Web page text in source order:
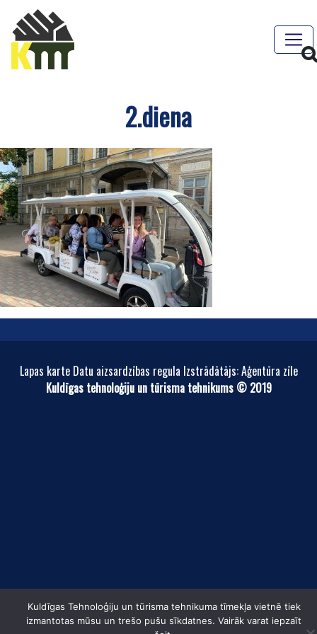
2.diena
Lapas karte Datu aizsardzības regula Izstrādātājs: Aģentūra zīle
Kuldīgas tehnoloģiju un tūrisma tehnikums © 2019
Kuldīgas Tehnoloģiju un tūrisma tehnikuma tīmekļa vietnē tiek
izmantotas mūsu un trešo pušu sīkdatnes. Vairāk varat iepzaīt